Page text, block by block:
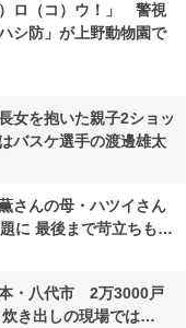
）ロ（コ）ウ！」 警視
シ防」が上野動物園で
女を抱いた親子2ショッ
スケ選手の渡邊雄太
さんの母・ハツイさん
に 最後まで苛立ちも…
・八代市 2万3000戸
き出しの現場では…